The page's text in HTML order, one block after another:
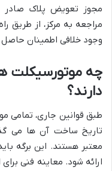
مجوز تعویض پلاک
وجود خلافی اطمینان حاصل
چه موتورسیکلت
دارند؟
طبق قوانین جاری، تمامی
تاریخ ساخت آن ها می
معتبر هستند. این برگه
ارائه شود. معاینه فنی